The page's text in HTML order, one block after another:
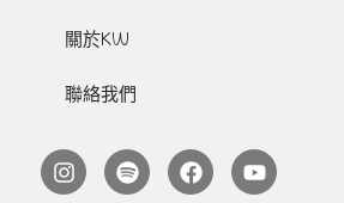
關於KW
聯絡我們